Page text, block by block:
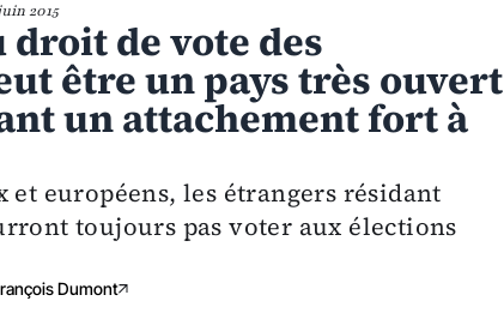
2015
de vote des
être un pays très ouvert
un attachement fort à
européens, les étrangers résidant
toujours pas voter aux élections
Dumont